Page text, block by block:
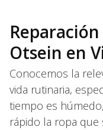
Otsein en
Conocemos la
vida rutinaria,
tiempo es
rápido la ropa que